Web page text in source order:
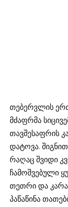
თებერვლის
მძაფრმა
თავშესაფრის
დატოვა.
რაღაც შვიდი
ჩამოშვებული
თეთრი და
პაწაწინა